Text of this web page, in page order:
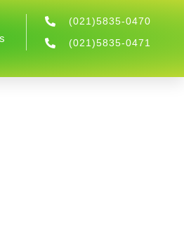
(021)5835-0470
(021)5835-0471